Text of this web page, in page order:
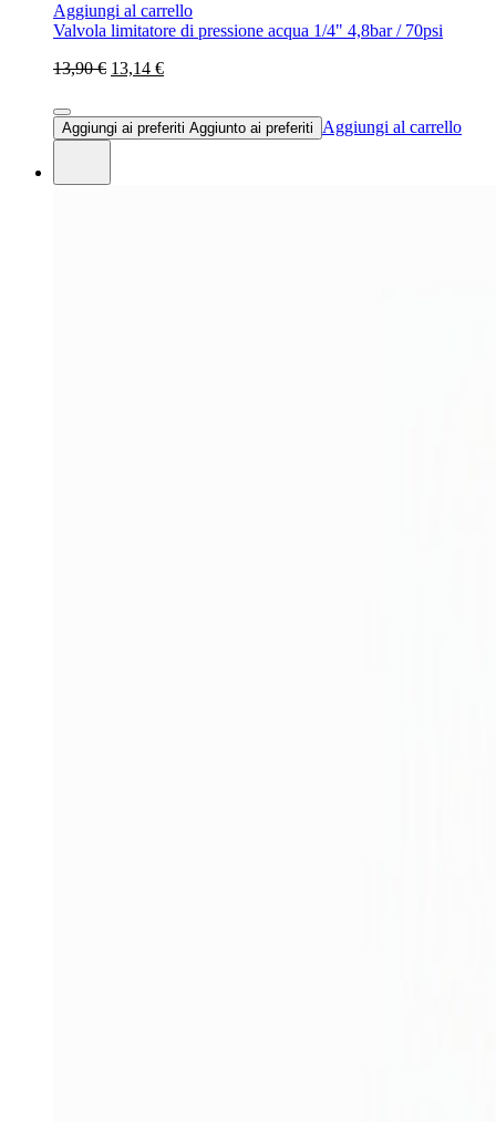
Aggiungi al carrello
Valvola limitatore di pressione acqua 1/4" 4,8bar / 70psi
13,90 € 13,14 €
Aggiungi ai preferiti Aggiunto ai preferiti Aggiungi al carrello